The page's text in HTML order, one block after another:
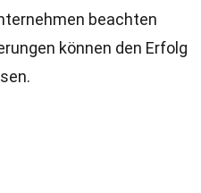
beachten
können den Erfolg